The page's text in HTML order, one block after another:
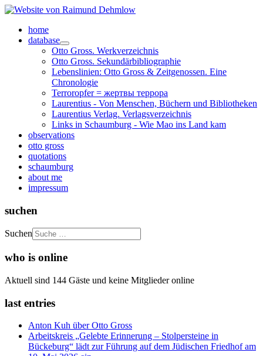
home
database
Otto Gross. Werkverzeichnis
Otto Gross. Sekundärbibliographie
Lebenslinien: Otto Gross & Zeitgenossen. Eine
Chronologie
Terroropfer = жертвы террора
Laurentius - Von Menschen, Büchern und Bibliotheken
Laurentius Verlag. Verlagsverzeichnis
Links in Schaumburg - Wie Mao ins Land kam
observations
otto gross
quotations
schaumburg
about me
impressum
suchen
Suchen
who is online
Aktuell sind 144 Gäste und keine Mitglieder online
last entries
Anton Kuh über Otto Gross
Arbeitskreis „Gelebte Erinnerung – Stolpersteine in
Bückeburg“ lädt zur Führung auf dem Jüdischen Friedhof am